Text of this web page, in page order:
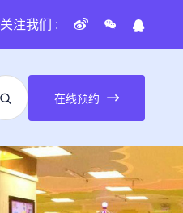
关注我们 :
在线预约